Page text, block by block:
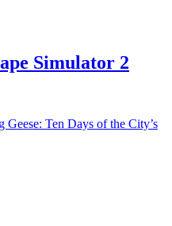
Simulator 2